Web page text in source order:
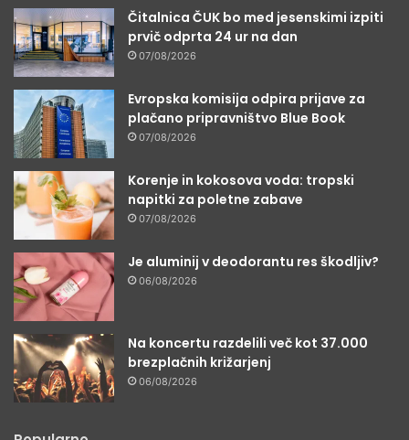
Čitalnica ČUK bo med jesenskimi izpiti
prvič odprta 24 ur na dan
07/08/2026
Evropska komisija odpira prijave za
plačano pripravništvo Blue Book
07/08/2026
Korenje in kokosova voda: tropski
napitki za poletne zabave
07/08/2026
Je aluminij v deodorantu res škodljiv?
06/08/2026
Na koncertu razdelili več kot 37.000
brezplačnih križarjenj
06/08/2026